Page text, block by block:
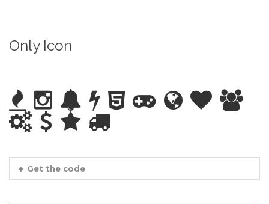
Only Icon
Get the code